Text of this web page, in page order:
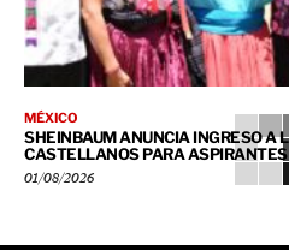
MÉXICO
SHEINBAUM ANUNCIA INGRESO A
CASTELLANOS PARA
01/08/2026